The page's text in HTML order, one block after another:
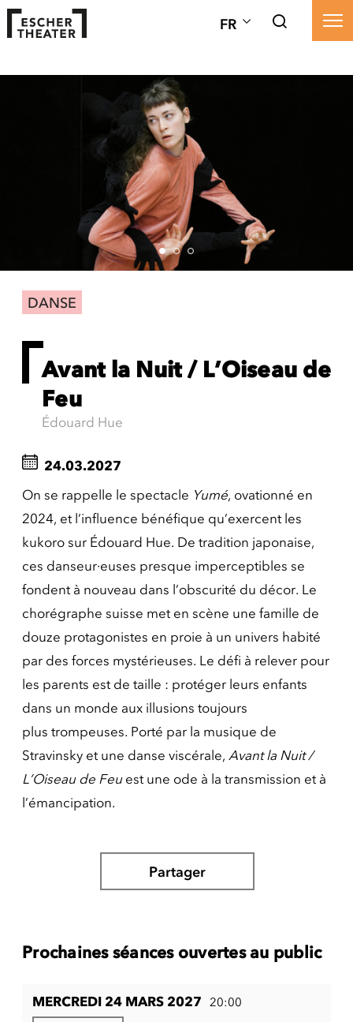
FR
DANSE
Avant la Nuit / L’Oiseau de
Feu
Édouard Hue
24.03.2027
On se rappelle le spectacle Yumé, ovationné en
2024, et l’influence bénéfique qu’exercent les
kukoro sur Édouard Hue. De tradition japonaise,
ces danseur·euses presque imperceptibles se
fondent à nouveau dans l’obscurité du décor. Le
chorégraphe suisse met en scène une famille de
douze protagonistes en proie à un univers habité
par des forces mystérieuses. Le défi à relever pour
les parents est de taille : protéger leurs enfants
dans un monde aux illusions toujours
plus trompeuses. Porté par la musique de
Stravinsky et une danse viscérale, Avant la Nuit /
L’Oiseau de Feuest une ode à la transmission et à
l’émancipation.
Partager
Prochaines séances ouvertes au public
MERCREDI 24 MARS 2027 20:00